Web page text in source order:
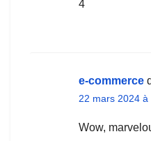
4
e-commerce
22 mars 2024 à
Wow,